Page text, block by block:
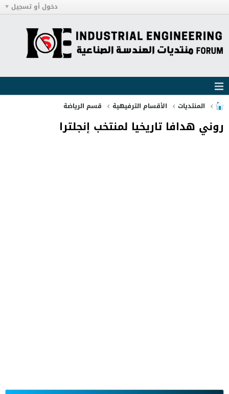
دخول أو تسجيل
المنتديات الأقسام الترفيهية قسم الرياضة
روني هدافا تاريخيا لمنتخب إنجلترا